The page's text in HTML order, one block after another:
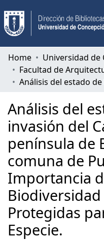
Communities &
All of DSpace
Home
Análisis del
invasión del
península de
comuna de
Importancia
Biodiversidad
Protegidas
Especie.